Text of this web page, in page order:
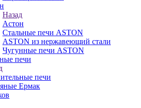
Назад
Астон
Стальные печи ASTON
ASTON из нержавеющий стали
Чугунные печи ASTON
печи
печи
Ермак